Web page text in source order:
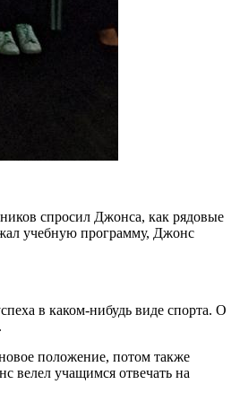
спросил Джонса, как рядовые
учебную программу, Джонс
в каком-нибудь виде спорта. О
положение, потом также
велел учащимся отвечать на